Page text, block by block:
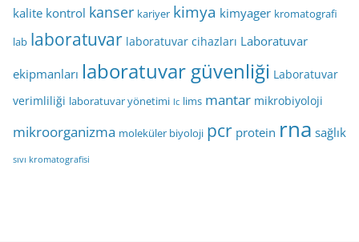
kalite kontrol kanser kariyer kimya kimyager kromatografi
lab laboratuvar laboratuvar cihazları Laboratuvar
ekipmanları laboratuvar güvenliği Laboratuvar
verimliliği laboratuvar yönetimi lc lims mantar mikrobiyoloji
mikroorganizma moleküler biyoloji pcr protein rna sağlık
sıvı kromatografisi